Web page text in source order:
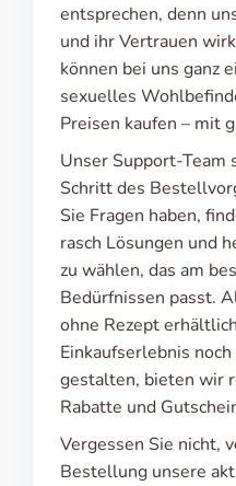
entsprechen, denn
und ihr Vertrauen
können bei uns ganz
sexuelles
Preisen kaufen – mit
Unser Support-Team
Schritt des
Sie Fragen haben,
rasch Lösungen und
zu wählen, das am
Bedürfnissen passt.
ohne Rezept
Einkaufserlebnis
gestalten, bieten wir
Rabatte und
Vergessen Sie nicht,
Bestellung unsere